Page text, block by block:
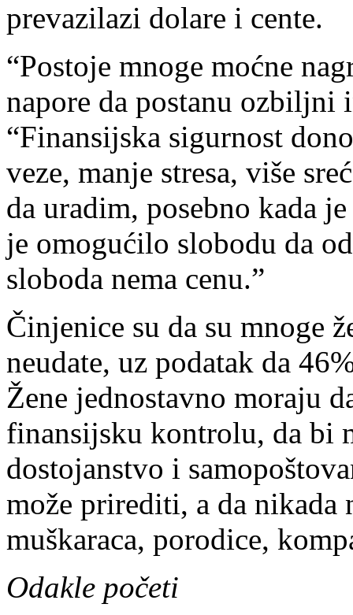
prevazilazi dolare i cente.
“Postoje mnoge moćne
napore da postanu ozbiljni
“Finansijska sigurnost
veze, manje stresa, više
da uradim, posebno kada
je omogućilo slobodu da
sloboda nema cenu.”
Činjenice su da su mnoge
neudate, uz podatak da
Žene jednostavno moraju
finansijsku kontrolu, da bi
dostojanstvo i
može prirediti, a da nikada
muškaraca, porodice,
Odakle početi